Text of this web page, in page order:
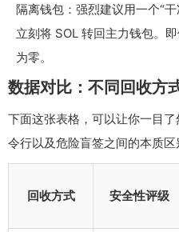
隔离钱包：强烈建议用一个“
立刻将 SOL 转回主力钱包。
为零。
数据对比：不同回收方
下面这张表格，可以让你一目
令行以及危险盲签之间的本质区
回收方式 安全性评级